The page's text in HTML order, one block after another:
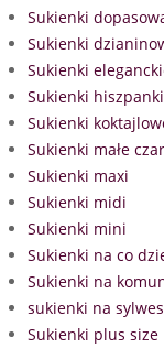
Sukienki
Sukienki
Sukienki
Sukienki hiszpanki
Sukienki
Sukienki małe
Sukienki maxi
Sukienki midi
Sukienki mini
Sukienki na co
Sukienki na
sukienki na
Sukienki plus size